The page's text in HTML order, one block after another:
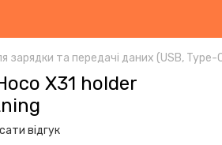
зарядки та передачі даних (USB,
X31 holder
відгук